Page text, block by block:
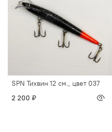
SPN Тихвин 12 см., цвет 037
2 200 ₽